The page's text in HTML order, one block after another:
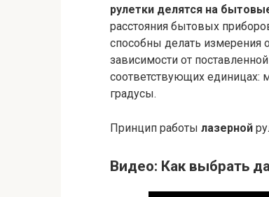
рулетки делятся на
расстояния бытовых
способны делать
зависимости от
соответствующих единицах:
градусы.
Принцип работы лазерной
Видео: Как выбрать